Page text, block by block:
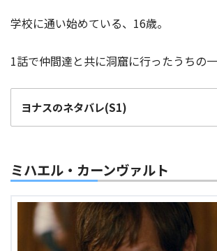
学校に通い始めている、16歳。
1話で仲間達と共に洞窟に行ったうちの一
ヨナスのネタバレ(S1)
ミハエル・カーンヴァルト